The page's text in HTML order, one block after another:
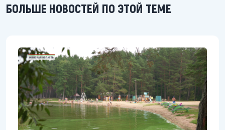
БОЛЬШЕ НОВОСТЕЙ ПО ЭТОЙ ТЕМЕ